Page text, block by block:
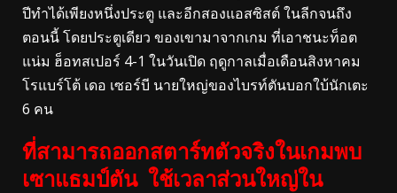
ปีทำได้เพียงหนึ่งประตู และอีกสองแอสซิสต์ ในลีกจนถึง
ตอนนี้ โดยประตูเดียว ของเขามาจากเกม ที่เอาชนะท็อต
แน่ม ฮ็อทสเปอร์ 4-1 ในวันเปิด ฤดูกาลเมื่อเดือนสิงหาคม
โรแบร์โต้ เดอ เซอร์บี นายใหญ่ของไบรท์ตันบอกใบ้นักเตะ
6 คน
ที่สามารถออกสตาร์ทตัวจริงในเกมพบ
เซาแธมป์ตัน ใช้เวลาส่วนใหญ่ใน